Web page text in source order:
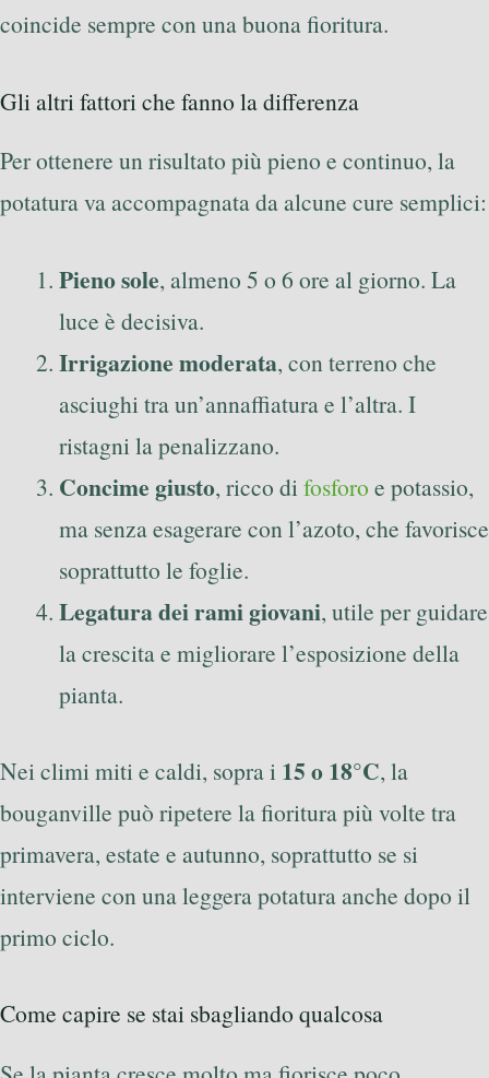
coincide sempre con una buona fioritura.
Gli altri fattori che fanno la differenza
Per ottenere un risultato più pieno e continuo, la
potatura va accompagnata da alcune cure semplici:
Pieno sole, almeno 5 o 6 ore al giorno. La
luce è decisiva.
Irrigazione moderata, con terreno che
asciughi tra un’annaffiatura e l’altra. I
ristagni la penalizzano.
Concime giusto, ricco di fosforo e potassio,
ma senza esagerare con l’azoto, che favorisce
soprattutto le foglie.
Legatura dei rami giovani, utile per guidare
la crescita e migliorare l’esposizione della
pianta.
Nei climi miti e caldi, sopra i 15 o 18°C, la
bouganville può ripetere la fioritura più volte tra
primavera, estate e autunno, soprattutto se si
interviene con una leggera potatura anche dopo il
primo ciclo.
Come capire se stai sbagliando qualcosa